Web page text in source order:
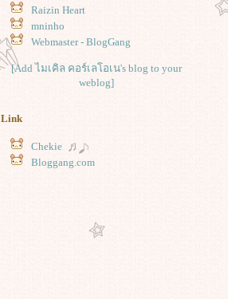
Raizin Heart
mninho
Webmaster - BlogGang
[Add ไมเคิล คอร์เลโอเน's blog to your
weblog]
Link
Chekie
Bloggang.com